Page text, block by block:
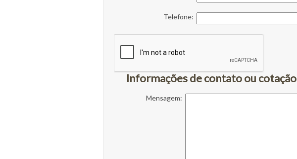
Telefone:
Informações de contato ou cotação
Mensagem: